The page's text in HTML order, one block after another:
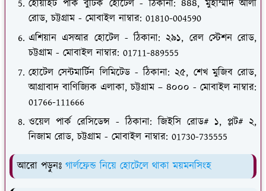
হোয়াইট পার্ক বুটিক হোটেল - ঠিকানা: ৪৪৪, মুহাম্মাদ আলী
রোড, চট্টগ্রাম - মোবাইল নাম্বার: 01810-004590
এশিয়ান এসআর হোটেল - ঠিকানা: ২৯১, রেল স্টেশন রোড,
চট্টগ্রাম - মোবাইল নাম্বার: 01711-889555
হোটেল সেন্টমার্টিন লিমিটেড - ঠিকানা: ২৫, শেখ মুজিব রোড,
আগ্রাবাদ বাণিজ্যিক এলাকা, চট্টগ্রাম – ৪০০০ - মোবাইল নাম্বার:
01766-111666
ওয়েল পার্ক রেসিডেন্স - ঠিকানা: জিইসি রোড# ১, প্লট# ২,
নিজাম রোড, চট্টগ্রাম - মোবাইল নাম্বার: 01730-735555
আরো পড়ুনঃ গার্লফ্রেন্ড নিয়ে হোটেলে থাকা ময়মনসিংহ